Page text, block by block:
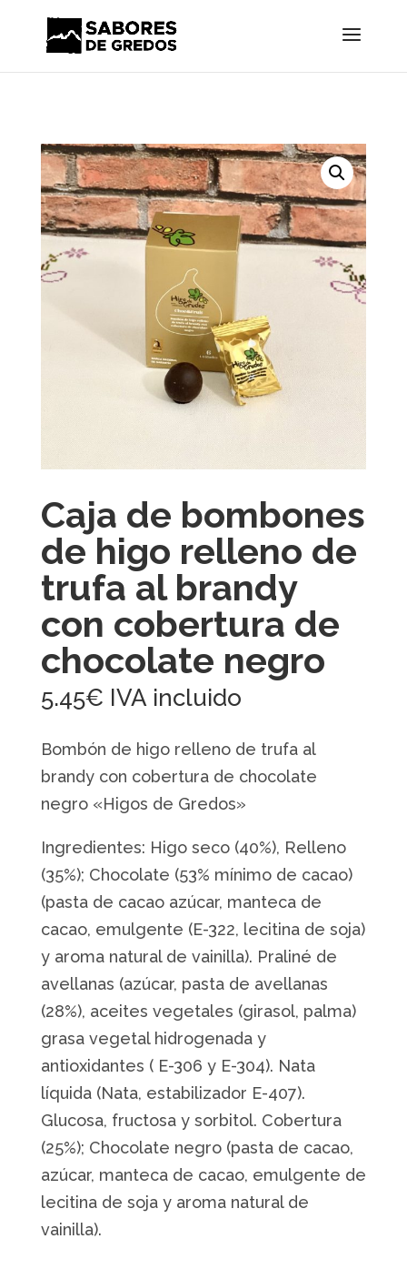
Caja de bombones
de higo relleno de
trufa al brandy
con cobertura de
chocolate negro
5.45€ IVA incluido
Bombón de higo relleno de trufa al
brandy con cobertura de chocolate
negro «Higos de Gredos»
Ingredientes: Higo seco (40%), Relleno
(35%); Chocolate (53% mínimo de cacao)
(pasta de cacao azúcar, manteca de
cacao, emulgente (E-322, lecitina de soja)
y aroma natural de vainilla). Praliné de
avellanas (azúcar, pasta de avellanas
(28%), aceites vegetales (girasol, palma)
grasa vegetal hidrogenada y
antioxidantes ( E-306 y E-304). Nata
líquida (Nata, estabilizador E-407).
Glucosa, fructosa y sorbitol. Cobertura
(25%); Chocolate negro (pasta de cacao,
azúcar, manteca de cacao, emulgente de
lecitina de soja y aroma natural de
vainilla).